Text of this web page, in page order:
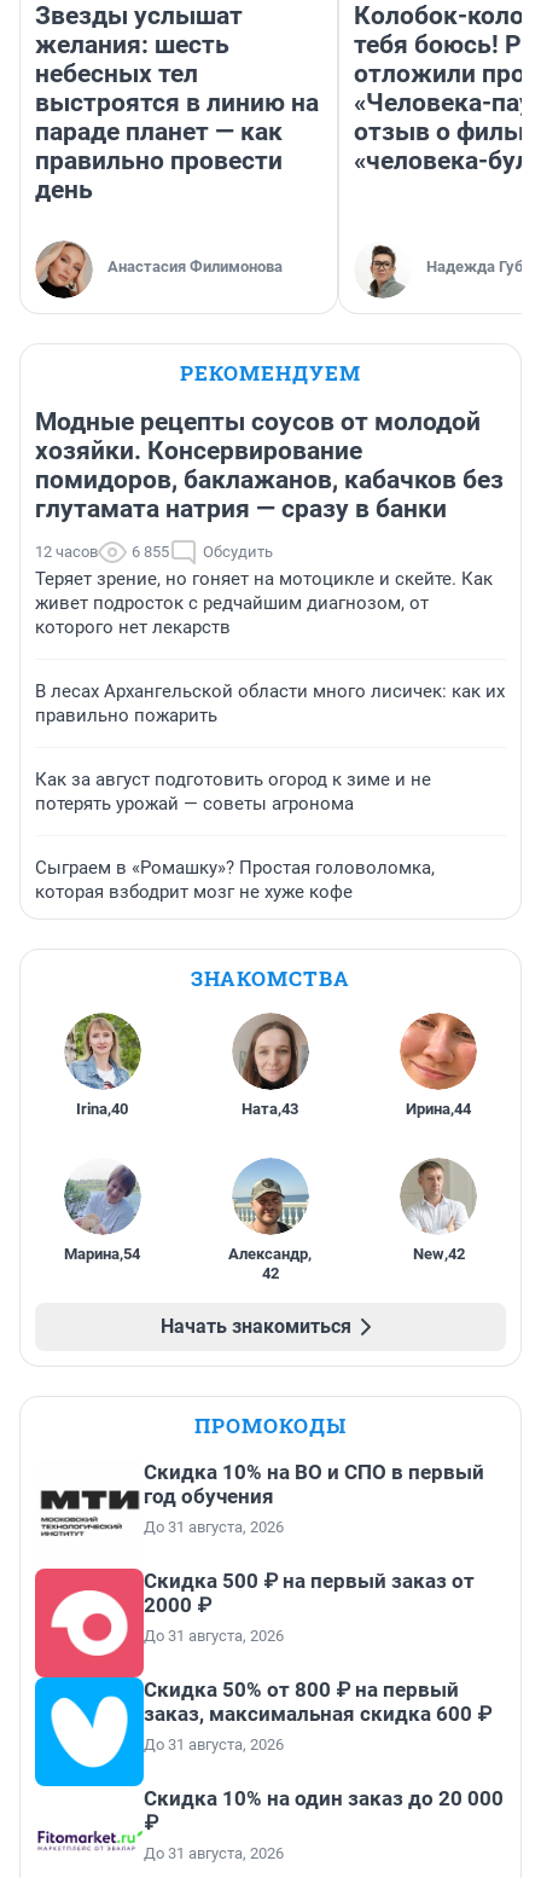
Звезды услышат
желания: шесть
небесных тел
выстроятся в линию на
параде планет — как
правильно провести
день
Анастасия Филимонова
Колобок-
тебя боюсь!
отложили
«Человека-
отзыв о
«человека-
Надежда
РЕКОМЕНДУЕМ
Модные рецепты соусов от молодой
хозяйки. Консервирование
помидоров, баклажанов, кабачков без
глутамата натрия — сразу в банки
12 часов 6 855 Обсудить
Теряет зрение, но гоняет на мотоцикле и скейте. Как
живет подросток с редчайшим диагнозом, от
которого нет лекарств
В лесах Архангельской области много лисичек: как их
правильно пожарить
Как за август подготовить огород к зиме и не
потерять урожай — советы агронома
Сыграем в «Ромашку»? Простая головоломка,
которая взбодрит мозг не хуже кофе
ЗНАКОМСТВА
Irina,40 Ната,43 Ирина,44
Марина,54 Александр,
42
New,42
Начать знакомиться
ПРОМОКОДЫ
Скидка 10% на ВО и СПО в первый
год обучения
До 31 августа, 2026
Скидка 500 ₽ на первый заказ от
2000 ₽
До 31 августа, 2026
Скидка 50% от 800 ₽ на первый
заказ, максимальная скидка 600 ₽
До 31 августа, 2026
Скидка 10% на один заказ до 20 000
₽
До 31 августа, 2026